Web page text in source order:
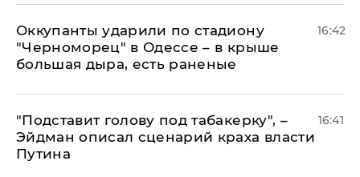
Оккупанты ударили по стадиону
"Черноморец" в Одессе – в крыше
большая дыра, есть раненые
16:42
​"Подставит голову под табакерку", –
Эйдман описал сценарий краха власти
Путина
16:41